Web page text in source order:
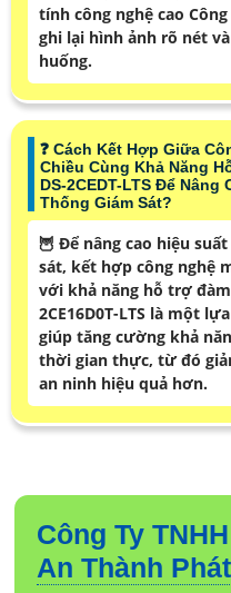
tính công nghệ cao
ghi lại hình ảnh rõ nét
huống.
❓ Cách Kết Hợp Giữa
Chiều Cùng Khả Năng
DS-2CEDT-LTS Để Nâng
Thống Giám Sát?
🦉 Để nâng cao hiệu
sát, kết hợp công nghệ
với khả năng hỗ trợ
2CE16D0T-LTS là một
giúp tăng cường khả
thời gian thực, từ đó
an ninh hiệu quả hơn.
Công Ty
An Thành Phát